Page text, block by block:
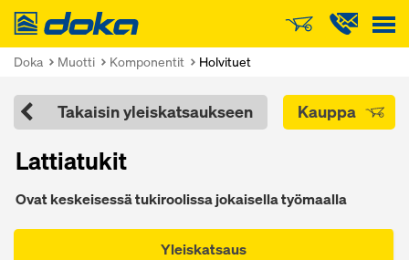
Doka
Doka Muotti Komponentit Holvituet
Takaisin yleiskatsaukseen Kauppa
Lattiatukit
Ovat keskeisessä tukiroolissa jokaisella työmaalla
Yleiskatsaus